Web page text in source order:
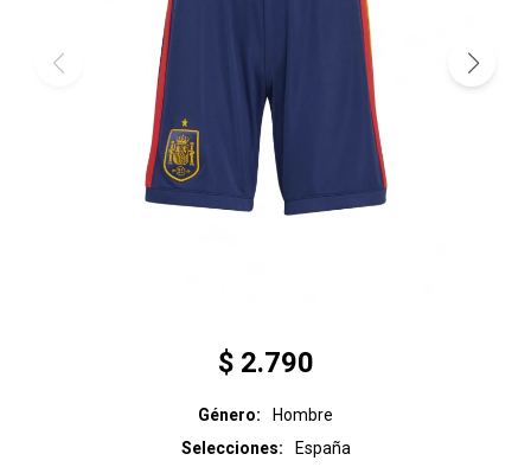
$ 2.790
Género
Hombre
Selecciones
España